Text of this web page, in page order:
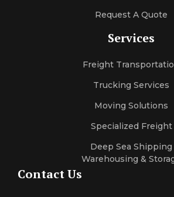
Request A Quote
Services
Freight
Trucking Services
Moving Solutions
Specialized Freight
Deep Sea Shipping
Warehousing &
Contact Us